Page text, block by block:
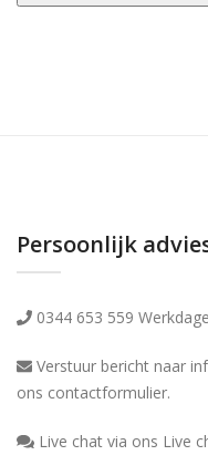
Persoonlijk
0344 653 559
Verstuur bericht naar
ons contactformulier.
Live chat via ons Live